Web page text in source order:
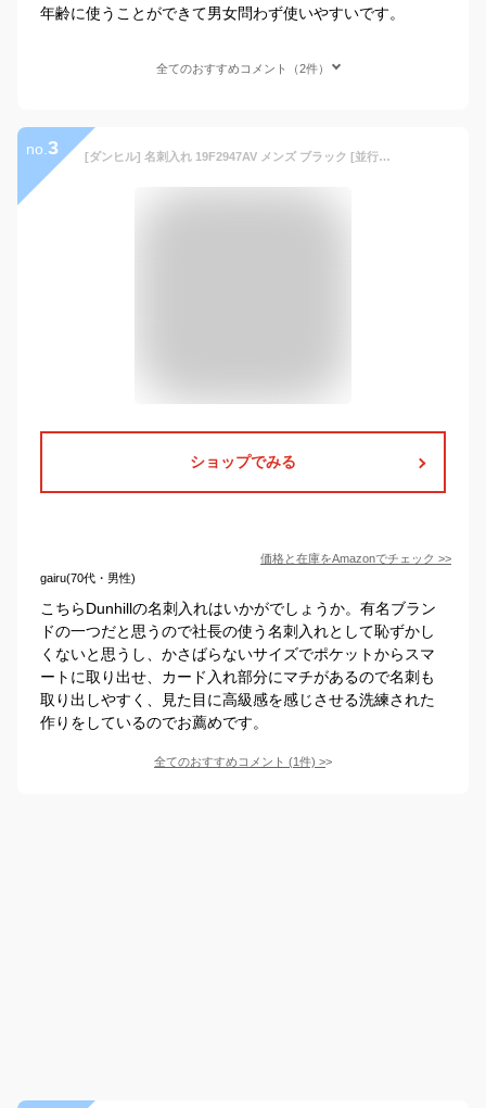
年齢に使うことができて男女問わず使いやすいです。
全てのおすすめコメント（2件）
no. 3 [ダンヒル] 名刺入れ 19F2947AV メンズ ブラック [並行輸入品]
ショップでみる
価格と在庫をAmazonでチェック >>
gairu(70代・男性)
こちらDunhillの名刺入れはいかがでしょうか。有名ブラン
ドの一つだと思うので社長の使う名刺入れとして恥ずかし
くないと思うし、かさばらないサイズでポケットからスマ
ートに取り出せ、カード入れ部分にマチがあるので名刺も
取り出しやすく、見た目に高級感を感じさせる洗練された
作りをしているのでお薦めです。
全てのおすすめコメント (1件) >